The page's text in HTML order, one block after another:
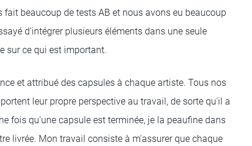
beaucoup de tests AB et nous avons eu beaucoup
d'intégrer plusieurs éléments dans une seule
sur ce qui est important.
et attribué des capsules à chaque artiste. Tous nos
leur propre perspective au travail, de sorte qu'il a
fois qu'une capsule est terminée, je la peaufine dans
livrée. Mon travail consiste à m'assurer que chaque